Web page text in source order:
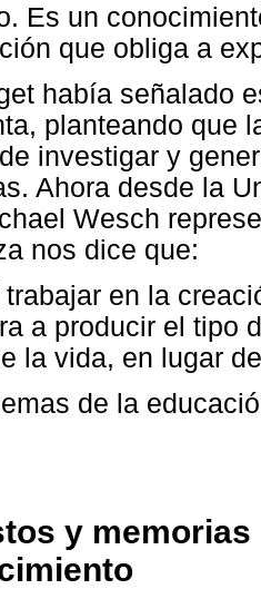
Es un
que obliga a
había señalado
planteando que
investigar y
Ahora desde la
Wesch
nos dice que:
en la
a producir el tipo
la vida, en lugar
de la
y